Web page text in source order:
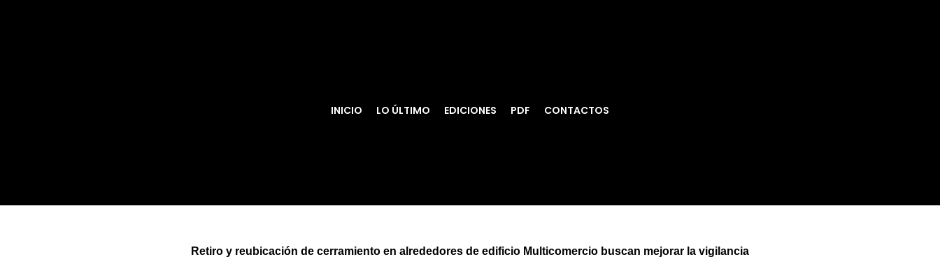
INICIO LO ÚLTIMO EDICIONES PDF CONTACTOS
Retiro y reubicación de cerramiento en alrededores de edificio Multicomercio buscan mejorar la vigilancia